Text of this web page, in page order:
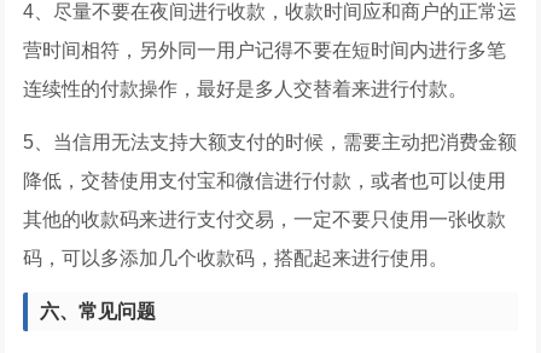
4、尽量不要在夜间进行收款，收款时间应和商户的正常运
营时间相符，另外同一用户记得不要在短时间内进行多笔
连续性的付款操作，最好是多人交替着来进行付款。
5、当信用无法支持大额支付的时候，需要主动把消费金额
降低，交替使用支付宝和微信进行付款，或者也可以使用
其他的收款码来进行支付交易，一定不要只使用一张收款
码，可以多添加几个收款码，搭配起来进行使用。
六、常见问题